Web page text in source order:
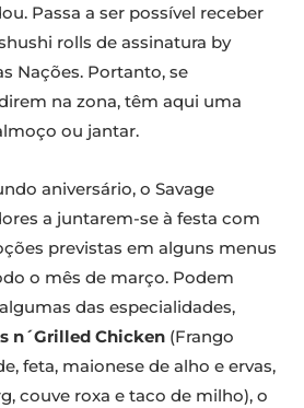
Passa a ser possível receber
rolls de assinatura by
Nações. Portanto, se
na zona, têm aqui uma
ou jantar.
aniversário, o Savage
a juntarem-se à festa com
previstas em alguns menus
o mês de março. Podem
das especialidades,
n´Grilled Chicken (Frango
feta, maionese de alho e ervas,
couve roxa e taco de milho), o